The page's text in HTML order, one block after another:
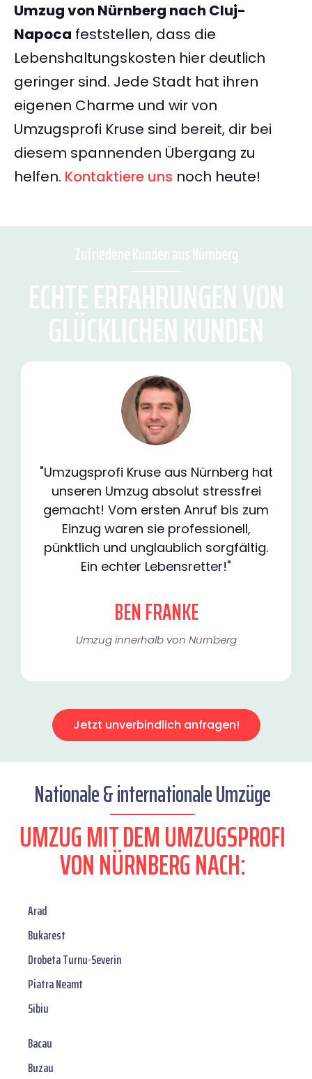
Umzug von Nürnberg nach Cluj-
Napoca feststellen, dass die
Lebenshaltungskosten hier deutlich
geringer sind. Jede Stadt hat ihren
eigenen Charme und wir von
Umzugsprofi Kruse sind bereit, dir bei
diesem spannenden Übergang zu
helfen. Kontaktiere uns noch heute!
Zufriedene Kunden aus Nürnberg
ECHTE ERFAHRUNGEN VON
GLÜCKLICHEN KUNDEN
"Umzugsprofi Kruse aus Nürnberg hat
unseren Umzug absolut stressfrei
gemacht! Vom ersten Anruf bis zum
Einzug waren sie professionell,
pünktlich und unglaublich sorgfältig.
Ein echter Lebensretter!"
BEN FRANKE
Umzug innerhalb von Nürnberg​
Jetzt unverbindlich anfragen!
Nationale & internationale Umzüge
UMZUG MIT DEM UMZUGSPROFI
VON NÜRNBERG NACH:
Arad
Bukarest
Drobeta Turnu-Severin
Piatra Neamt
Sibiu
Bacau
Buzau